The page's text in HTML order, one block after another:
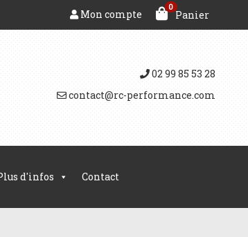
0
Panier
Mon compte
02 99 85 53 28
contact@rc-performance.com
d'infos Contact